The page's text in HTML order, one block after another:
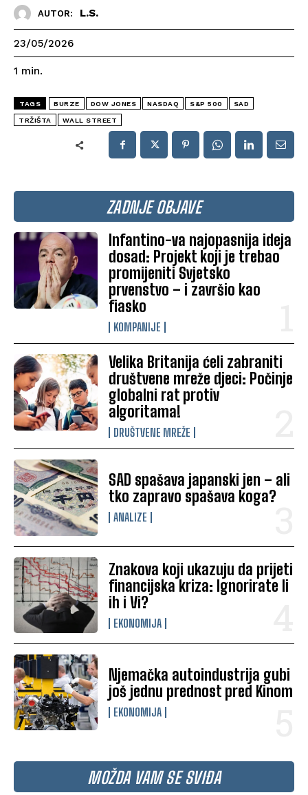
ZADNJE OBJAVE
Infantino-va najopasnija ideja
dosad: Projekt koji je trebao
promijeniti Svjetsko
prvenstvo – i završio kao
fiasko
KOMPANIJE
Velika Britanija ćeli zabraniti
društvene mreže djeci: Počinje
globalni rat protiv
algoritama!
DRUŠTVENE MREŽE
SAD spašava japanski jen – ali
tko zapravo spašava koga?
ANALIZE
Znakova koji ukazuju da prijeti
financijska kriza: Ignorirate li
ih i Vi?
EKONOMIJA
Njemačka autoindustrija gubi
još jednu prednost pred Kinom
EKONOMIJA
MOŽDA VAM SE SVIĐA
AUTOR: L.S.
23/05/2026
1 min.
TAGS BURZE DOW JONES NASDAQ S&P 500 SAD
TRŽIŠTA WALL STREET